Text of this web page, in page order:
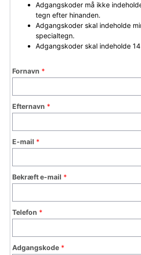
Adgangskoder må ikke
tegn efter hinanden.
Adgangskoder skal indeholde
specialtegn.
Adgangskoder skal indeholde
Fornavn
Efternavn
E-mail
Bekræft e-mail
Telefon
Adgangskode